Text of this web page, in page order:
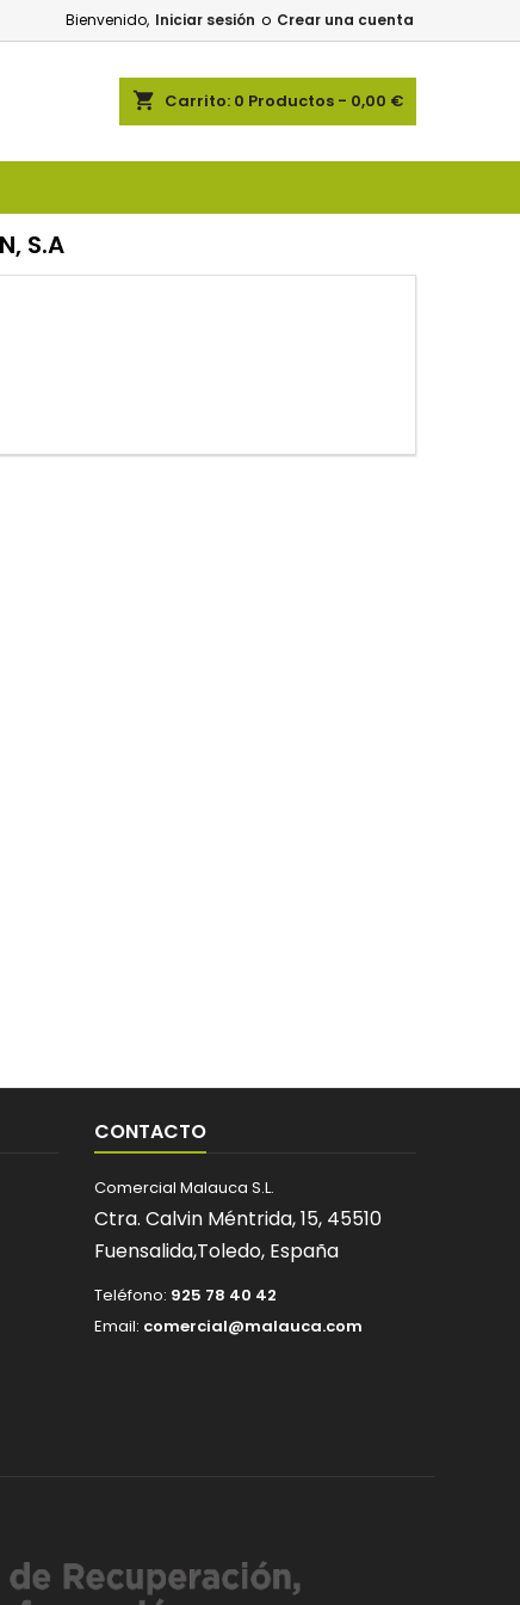
Bienvenido, Iniciar sesión o Crear una cuenta
shopping_cart Carrito: 0 Productos - 0,00 €
S.A
CONTACTO
Comercial Malauca S.L.
Ctra. Calvin Méntrida, 15, 45510
Fuensalida,Toledo, España
Teléfono: 925 78 40 42
Email: comercial@malauca.com